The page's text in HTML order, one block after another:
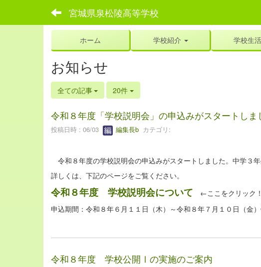
宮城県泉松陵高等学校
ホーム 学校紹介 学校生活
お知らせ
全ての記事 20件
令和８年度「学校説明会」の申込みがスタートしま
投稿日時 : 06/03 編集長b カテゴリ:
令和８年度の学校説明会の申込みがスタートしました。中学３
詳しくは、下記のページをご覧ください。
令和８年度 学校説明会について ←ここをクリック！
申込期間：令和８年６月１１日（木）～令和８年７月１０日（金
令和８年度 学校公開Ⅰの実施のご案内